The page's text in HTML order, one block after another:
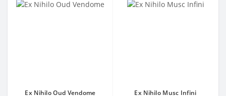
Ex Nihilo Oud Vendome Ex Nihilo Musc Infini